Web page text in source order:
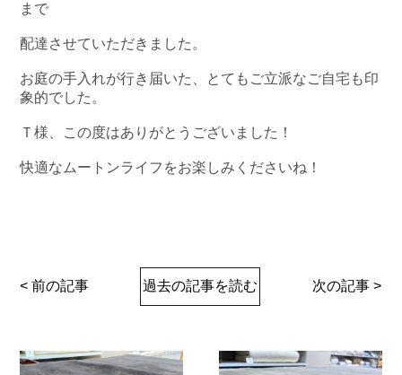
まで
配達させていただきました。
お庭の手入れが行き届いた、とてもご立派なご自宅も印
象的でした。
Ｔ様、この度はありがとうございました！
快適なムートンライフをお楽しみくださいね！
< 前の記事 過去の記事を読む 次の記事 >